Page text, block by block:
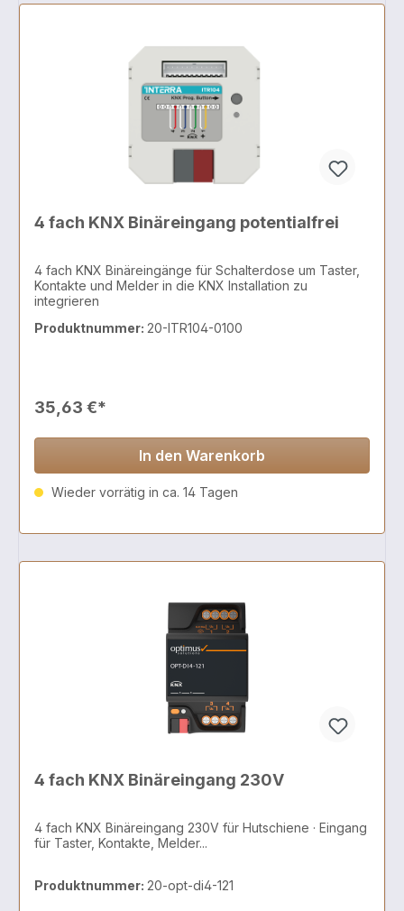
4 fach KNX Binäreingang potentialfrei
4 fach KNX Binäreingänge für Schalterdose um Taster,
Kontakte und Melder in die KNX Installation zu
integrieren
Produktnummer: 20-ITR104-0100
35,63 €*
In den Warenkorb
Wieder vorrätig in ca. 14 Tagen
4 fach KNX Binäreingang 230V
4 fach KNX Binäreingang 230V für Hutschiene · Eingang
für Taster, Kontakte, Melder...
Produktnummer: 20-opt-di4-121